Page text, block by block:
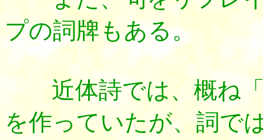
プの詞牌もある。
近体詩では、概ね「
を作っていたが、詞で